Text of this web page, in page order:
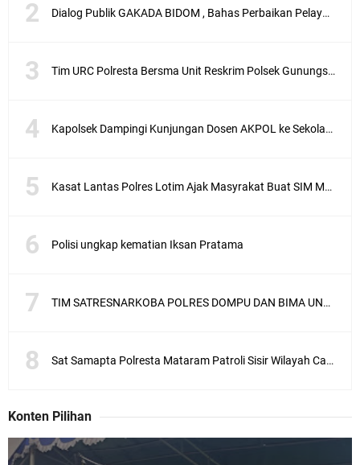
Dialog Publik GAKADA BIDOM , Bahas Perbaikan Pelayanan Medis di NTB
Tim URC Polresta Bersma Unit Reskrim Polsek Gunungsari Tangkap Pelaku Curanmor
Kapolsek Dampingi Kunjungan Dosen AKPOL ke Sekolah Rakyat Gunungsari
Kasat Lantas Polres Lotim Ajak Masyrakat Buat SIM Melalui SATPAS Bukan Calo
Polisi ungkap kematian Iksan Pratama
TIM SATRESNARKOBA POLRES DOMPU DAN BIMA UNGKAP KASUS NARKOBA VIA JASA PENGIRIMAN BARANG JNE
Sat Samapta Polresta Mataram Patroli Sisir Wilayah Cakranegara
Konten Pilihan